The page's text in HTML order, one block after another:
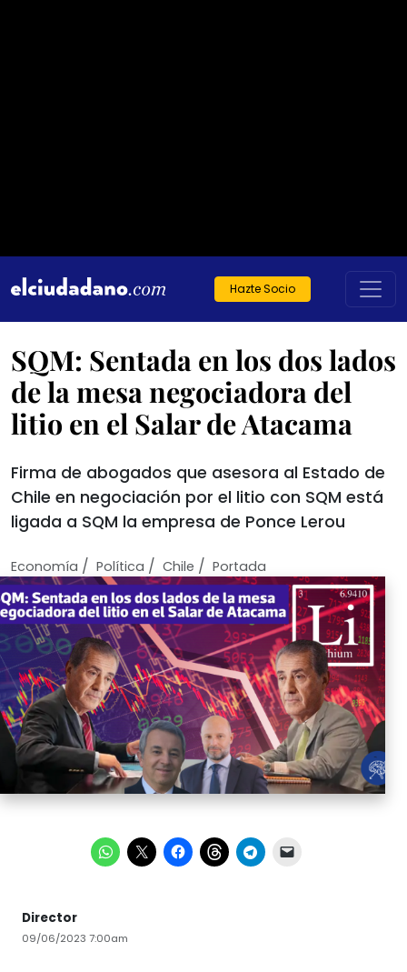
Hazte Socio
SQM: Sentada en los dos lados
de la mesa negociadora del
litio en el Salar de Atacama
Firma de abogados que asesora al Estado de
Chile en negociación por el litio con SQM está
ligada a SQM la empresa de Ponce Lerou
Economí­a / Política / Chile / Portada
Director
09/06/2023 7:00am